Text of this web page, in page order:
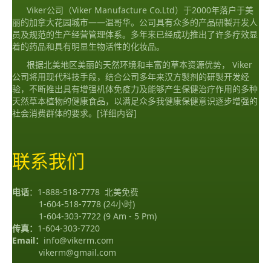
Viker公司（Viker Manufacture Co.Ltd）于2000年落户于美
丽的加拿大花园城市——温哥华。公司具有众多的产品研製开发人
员及规范的生产经营管理体系。多年来已经成功推出了许多疗效显
着的药品和具有明显生物活性的化妆品。
根据北美地区美丽的天然环境和丰富的草本资源优势， Viker
公司将用现代科技手段，结合公司多年来汉方製剂的研製开发经
验，不断推出具有增强机体免疫力及能够产生保健治疗作用的多种
天然草本植物的健康食品，以满足众多我健康保健意识逐步增强的
社会消费群体的要求。 [详细内容]
联系我们
电话： 1-888-518-7778 北美免费
1-604-518-7778 (24小时)
1-604-303-7722 (9 Am - 5 Pm)
传真： 1-604-303-7720
Email： info@vikerm.com
vikerm@gmail.com